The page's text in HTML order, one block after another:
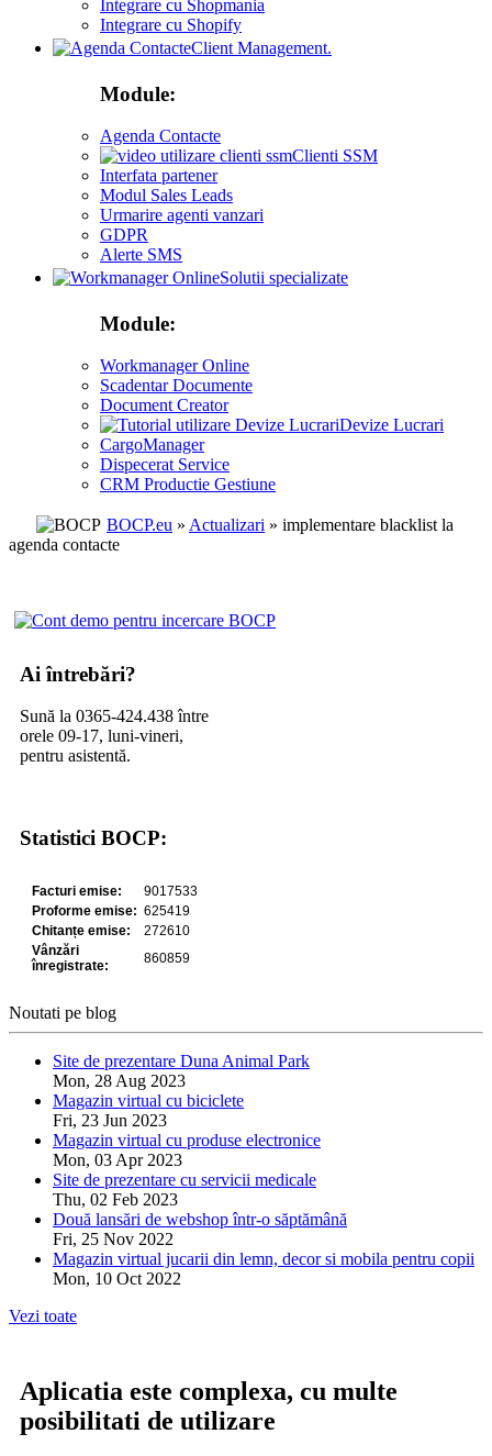
Integrare cu Shopmania
Integrare cu Shopify
Client Management.
Module:
Agenda Contacte
Clienti SSM
Interfata partener
Modul Sales Leads
Urmarire agenti vanzari
GDPR
Alerte SMS
Solutii specializate
Module:
Workmanager Online
Scadentar Documente
Document Creator
Devize Lucrari
CargoManager
Dispecerat Service
CRM Productie Gestiune
BOCP.eu » Actualizari » implementare blacklist la
agenda contacte
Ai întrebări?
Sună la 0365-424.438 între
orele 09-17, luni-vineri,
pentru asistentă.
Statistici BOCP:
Noutati pe blog
Site de prezentare Duna Animal Park
Mon, 28 Aug 2023
Magazin virtual cu biciclete
Fri, 23 Jun 2023
Magazin virtual cu produse electronice
Mon, 03 Apr 2023
Site de prezentare cu servicii medicale
Thu, 02 Feb 2023
Două lansări de webshop într-o săptămână
Fri, 25 Nov 2022
Magazin virtual jucarii din lemn, decor si mobila pentru copii
Mon, 10 Oct 2022
Vezi toate
Aplicatia este complexa, cu multe
posibilitati de utilizare